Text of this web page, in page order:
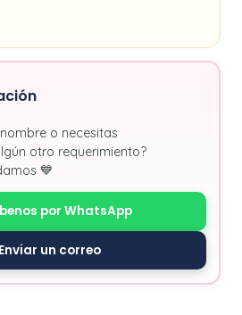
o necesitas
otro requerimiento?
💙
por WhatsApp
Enviar un correo